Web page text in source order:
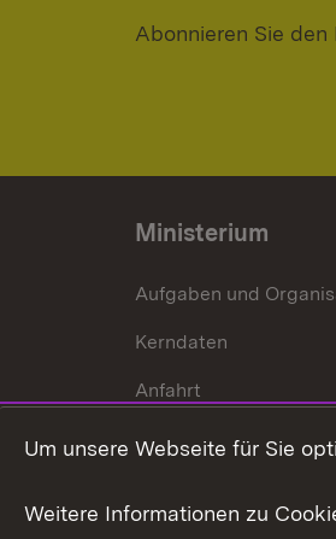
Abonnieren Sie
Ministerium
Aufgaben und
Kerndaten
Anfahrt
Um unsere Webseite für Sie
Weitere Informationen zu